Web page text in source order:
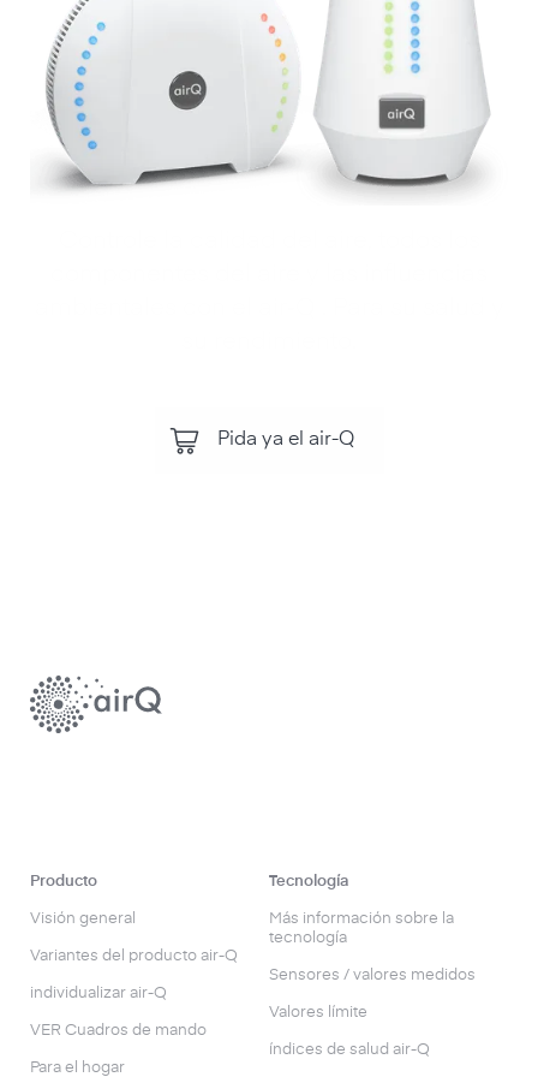
Pida ya el air-Q
Producto
Visión general
Variantes del producto air-Q
individualizar air-Q
VER Cuadros de mando
Para el hogar
Tecnología
Más información sobre la
tecnología
Sensores / valores medidos
Valores límite
índices de salud air-Q